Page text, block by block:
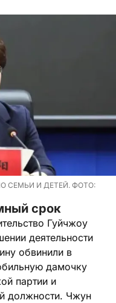
СЕМЬИ И ДЕТЕЙ. ФОТО:
срок
Гуйчжоу
деятельности
обвинили в
дамочку
партии и
должности. Чжун